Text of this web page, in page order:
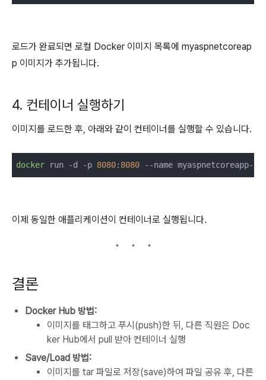
로드가 완료되면 로컬 Docker 이미지 목록에 myaspnetcoreap
p 이미지가 추가됩니다.
4. 컨테이너 실행하기
이미지를 로드한 후, 아래와 같이 컨테이너를 실행할 수 있습니다.
docker run -d -p 8080: 8080
이제 동일한 애플리케이션이 컨테이너로 실행됩니다.
결론
Docker Hub 방법:
이미지를 태그하고 푸시(push)한 뒤, 다른 직원은 Doc
ker Hub에서 pull 받아 컨테이너 실행
Save/Load 방법:
이미지를 tar 파일로 저장(save)하여 파일 공유 후, 다른